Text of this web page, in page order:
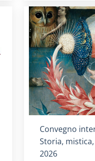
Titolo card:
Convegno
Storia,
2026